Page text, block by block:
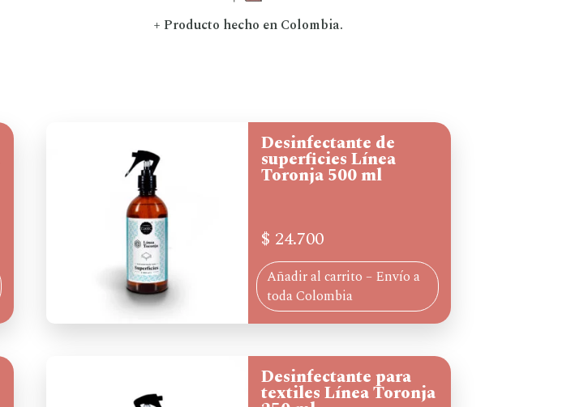
+ Producto hecho en Colombia.
Desinfectante de
superficies Línea
Toronja 500 ml
$ 24.700
Añadir al carrito – Envío a
toda Colombia
Desinfectante para
textiles Línea Toronja